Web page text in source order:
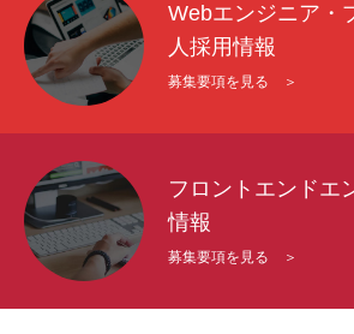
Webエンジニア・
人採用情報
募集要項を見る ＞
フロントエンドエ
情報
募集要項を見る ＞